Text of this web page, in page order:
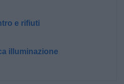
e rifiuti
illuminazione